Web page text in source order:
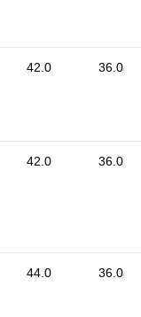
42.0 36.0
42.0 36.0
44.0 36.0